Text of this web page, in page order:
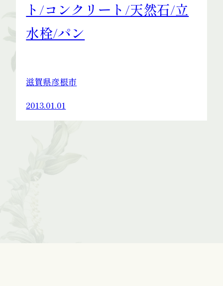
ト/コンクリート/天然石/立
水栓/パン
滋賀県彦根市
2013.01.01